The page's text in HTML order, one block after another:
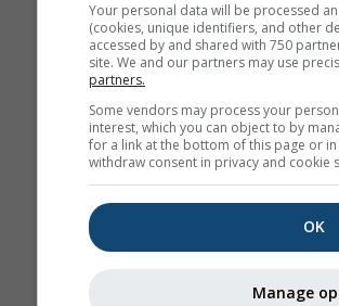
Your personal data will be processed
(cookies, unique identifiers, and other
accessed by and shared with 750
site. We and our partners may use
partners.
Some vendors may process your
interest, which you can object to by
for a link at the bottom of this page or
withdraw consent in privacy and cookie
OK
Manage